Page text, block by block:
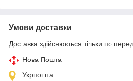
Умови доставки
Доставка здійснюється тільки по
Нова Пошта
Укрпошта